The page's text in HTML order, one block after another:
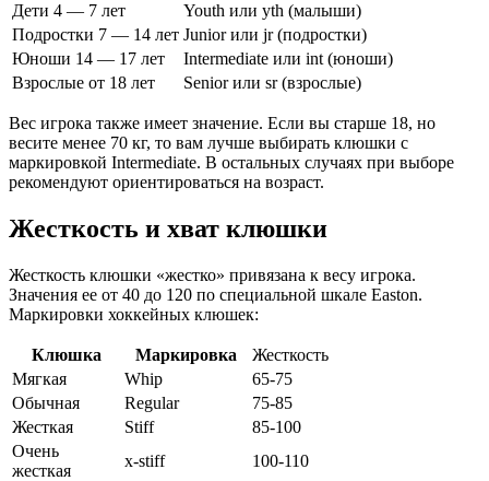
Дети 4 — 7 лет
Youth или yth (малыши)
Подростки 7 — 14 лет Junior или jr (подростки)
Юноши 14 — 17 лет
Intermediate или int (юноши)
Взрослые от 18 лет
Senior или sr (взрослые)
Вес игрока также имеет значение. Если вы старше 18, но
весите менее 70 кг, то вам лучше выбирать клюшки с
маркировкой Intermediate. В остальных случаях при выборе
рекомендуют ориентироваться на возраст.
Жесткость и хват клюшки
Жесткость клюшки «жестко» привязана к весу игрока.
Значения ее от 40 до 120 по специальной шкале Easton.
Маркировки хоккейных клюшек:
Клюшка Маркировка
Жесткость
Мягкая
Whip
65-75
Обычная
Regular
75-85
Жесткая
Stiff
85-100
Очень
жесткая
x-stiff
100-110